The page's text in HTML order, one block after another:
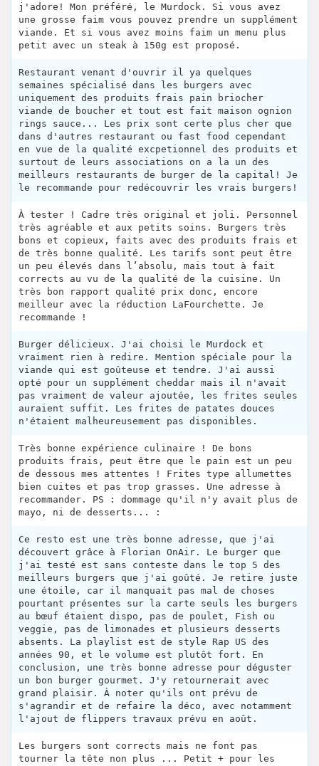
j'adore! Mon préféré, le Murdock. Si vous avez
une grosse faim vous pouvez prendre un supplément
viande. Et si vous avez moins faim un menu plus
petit avec un steak à 150g est proposé.
Restaurant venant d'ouvrir il ya quelques
semaines spécialisé dans les burgers avec
uniquement des produits frais pain briocher
viande de boucher et tout est fait maison ognion
rings sauce... Les prix sont certe plus cher que
dans d'autres restaurant ou fast food cependant
en vue de la qualité excpetionnel des produits et
surtout de leurs associations on a la un des
meilleurs restaurants de burger de la capital! Je
le recommande pour redécouvrir les vrais burgers!
À tester ! Cadre très original et joli. Personnel
très agréable et aux petits soins. Burgers très
bons et copieux, faits avec des produits frais et
de très bonne qualité. Les tarifs sont peut être
un peu élevés dans l’absolu, mais tout à fait
corrects au vu de la qualité de la cuisine. Un
très bon rapport qualité prix donc, encore
meilleur avec la réduction LaFourchette. Je
recommande !
Burger délicieux. J'ai choisi le Murdock et
vraiment rien à redire. Mention spéciale pour la
viande qui est goûteuse et tendre. J'ai aussi
opté pour un supplément cheddar mais il n'avait
pas vraiment de valeur ajoutée, les frites seules
auraient suffit. Les frites de patates douces
n'étaient malheureusement pas disponibles.
Très bonne expérience culinaire ! De bons
produits frais, peut être que le pain est un peu
de dessous mes attentes ! Frites type allumettes
bien cuites et pas trop grasses. Une adresse à
recommander. PS : dommage qu'il n'y avait plus de
mayo, ni de desserts... :
Ce resto est une très bonne adresse, que j'ai
découvert grâce à Florian OnAir. Le burger que
j'ai testé est sans conteste dans le top 5 des
meilleurs burgers que j'ai goûté. Je retire juste
une étoile, car il manquait pas mal de choses
pourtant présentes sur la carte seuls les burgers
au bœuf étaient dispo, pas de poulet, Fish ou
veggie, pas de limonades et plusieurs desserts
absents. La playlist est de style Rap US des
années 90, et le volume est plutôt fort. En
conclusion, une très bonne adresse pour déguster
un bon burger gourmet. J'y retournerait avec
grand plaisir. À noter qu'ils ont prévu de
s'agrandir et de refaire la déco, avec notamment
l'ajout de flippers travaux prévu en août.
Les burgers sont corrects mais ne font pas
tourner la tête non plus ... Petit + pour les